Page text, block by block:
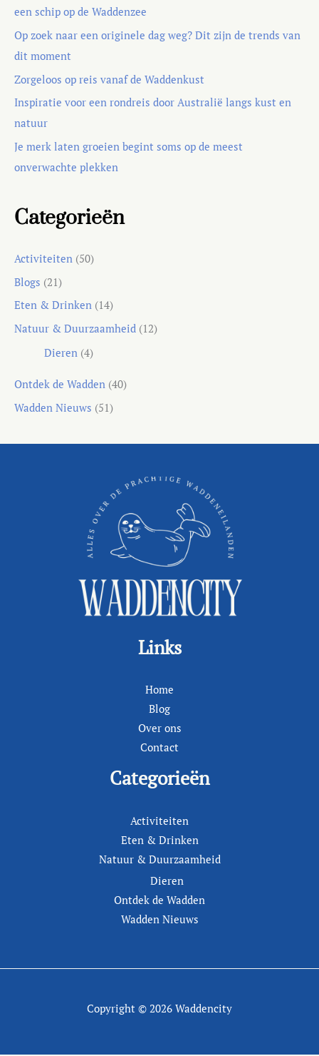
een schip op de Waddenzee
Op zoek naar een originele dag weg? Dit zijn de trends van
dit moment
Zorgeloos op reis vanaf de Waddenkust
Inspiratie voor een rondreis door Australië langs kust en
natuur
Je merk laten groeien begint soms op de meest
onverwachte plekken
Categorieën
Activiteiten (50)
Blogs (21)
Eten & Drinken (14)
Natuur & Duurzaamheid (12)
Dieren(4)
Ontdek de Wadden (40)
Wadden Nieuws (51)
Links
Home
Blog
Over ons
Contact
Categorieën
Activiteiten
Eten & Drinken
Natuur & Duurzaamheid
Dieren
Ontdek de Wadden
Wadden Nieuws
Copyright © 2026 Waddencity